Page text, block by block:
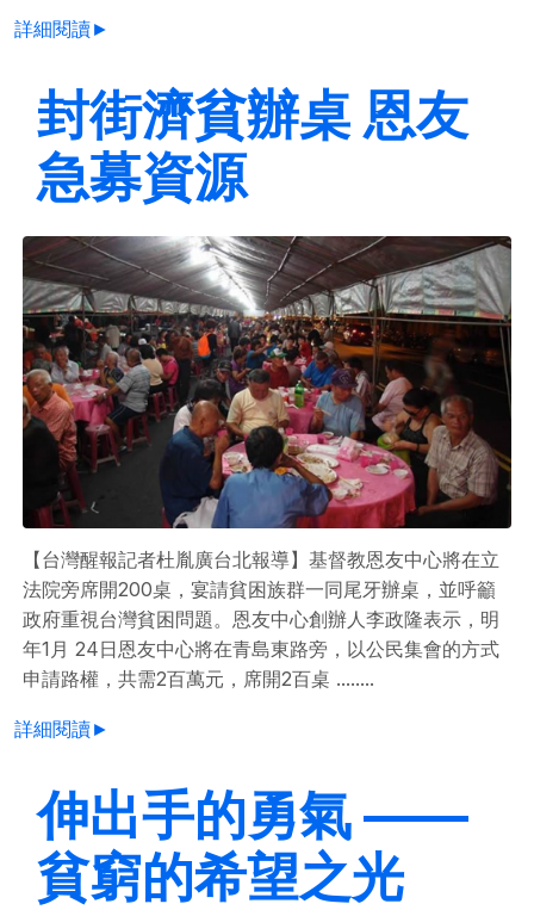
詳細閱讀►
封街濟貧辦桌 恩友
急募資源
【台灣醒報記者杜胤廣台北報導】基督教恩友中心將在立
法院旁席開200桌，宴請貧困族群一同尾牙辦桌，並呼籲
政府重視台灣貧困問題。恩友中心創辦人李政隆表示，明
年1月 24日恩友中心將在青島東路旁，以公民集會的方式
申請路權，共需2百萬元，席開2百桌 ........
詳細閱讀►
伸出手的勇氣 ——
貧窮的希望之光